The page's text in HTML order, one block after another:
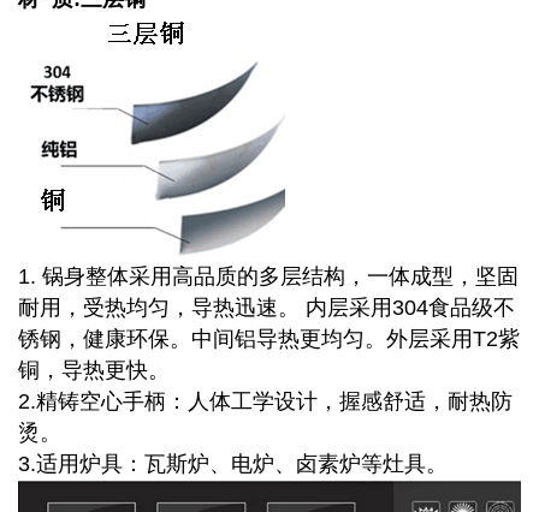
1. 锅身整体采用高品质的多层结构，一体成型，坚固
耐用，受热均匀，导热迅速。 内层采用304食品级不
锈钢，健康环保。中间铝导热更均匀。外层采用T2紫
铜，导热更快。
2.精铸空心手柄：人体工学设计，握感舒适，耐热防
烫。
3.适用炉具：瓦斯炉、电炉、卤素炉等灶具。